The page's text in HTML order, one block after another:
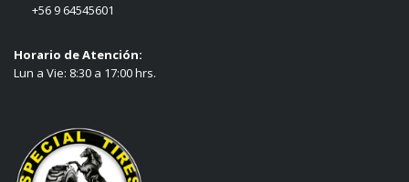
+56 9 64545601
Horario de Atención:
Lun a Vie: 8:30 a 17:00 hrs.